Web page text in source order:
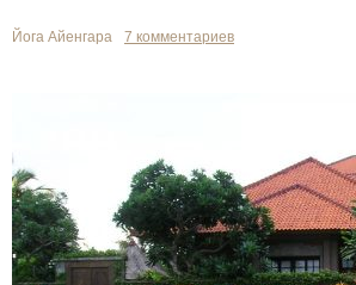
Йога Айенгара 7 комментариев